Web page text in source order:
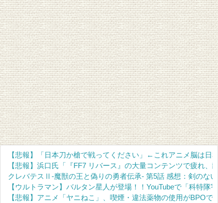
【悲報】「日本刀か槍で戦ってください」←これアニメ脳は日
【悲報】浜口氏「『FF7 リバース』の大量コンテンツで疲れ、
クレバテスⅡ-魔獣の王と偽りの勇者伝承- 第5話 感想：剣のな
【ウルトラマン】バルタン星人が登場！！YouTubeで「科特隊
【悲報】アニメ「ヤニねこ」、喫煙・違法薬物の使用がBPOで